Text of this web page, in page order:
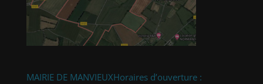
MAIRIE DE MANVIEUXHoraires d’ouverture :